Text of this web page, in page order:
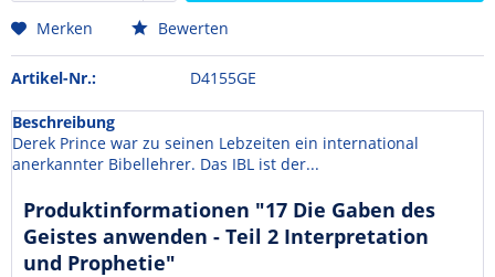
Merken Bewerten
Artikel-Nr.: D4155GE
Beschreibung
Derek Prince war zu seinen Lebzeiten ein international
anerkannter Bibellehrer. Das IBL ist der...
Produktinformationen "17 Die Gaben des
Geistes anwenden - Teil 2 Interpretation
und Prophetie"